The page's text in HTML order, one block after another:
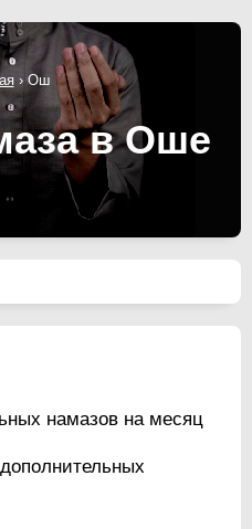
› Ош
в Оше
намазов на месяц